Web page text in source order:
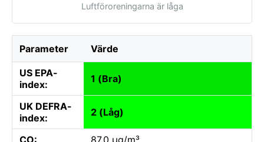
Luftföroreningarna är låga
Parameter Värde
US EPA-
index:
1 (Bra)
UK DEFRA-
index:
2 (Låg)
CO:
87.0 µg/m³